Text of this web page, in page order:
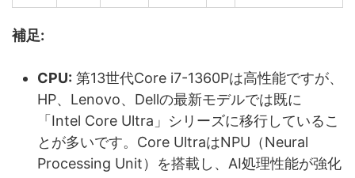
補足:
CPU: 第13世代Core i7-1360Pは高性能ですが、
HP、Lenovo、Dellの最新モデルでは既に
「Intel Core Ultra」シリーズに移行しているこ
とが多いです。Core UltraはNPU（Neural
Processing Unit）を搭載し、AI処理性能が強化